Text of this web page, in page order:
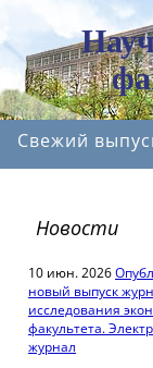
Свежий
Новости
10 июн. 2026
новый выпуск
исследования
факультета.
журнал